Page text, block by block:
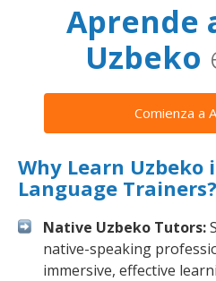
Aprende
Uzbeko
Comienza a
Why Learn Uzbeko
Language Trainers?
Native Uzbeko Tutors:
native-speaking
immersive, effective